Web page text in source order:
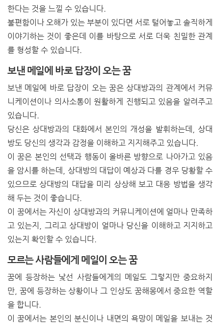
한다는 것을 느낄 수 있습니다.
불편함이나 오해가 있는 부분이 있다면 서로 털어놓고 솔직하게
이야기하는 것이 좋은데 이를 바탕으로 서로 더욱 친밀한 관계
를 형성할 수 있습니다.
보낸 메일에 바로 답장이 오는 꿈
보낸 메일에 바로 답장이 오는 꿈은 상대방과의 관계에서 커뮤
니케이션이나 의사소통이 원활하게 진행되고 있음을 알려주고
있습니다.
당신은 상대방과의 대화에서 본인의 개성을 발휘하는데, 상대
방도 당신의 생각과 감정을 이해하고 지지해주고 있습니다.
이 꿈은 본인의 선택과 행동이 올바른 방향으로 나아가고 있음
을 암시를 하는데, 상대방의 대답이 예상과 다를 경우 당황할 수
있으므로 상대방의 대답을 미리 상상해 보고 대응 방법을 생각
해 두는 것이 좋습니다.
이 꿈에서는 자신이 상대방과의 커뮤니케이션에 얼마나 만족하
고 있는지, 그리고 상대방이 얼마나 당신을 이해하고 지지하고
있는지 확인할 수 있습니다.
모르는 사람들에게 메일이 오는 꿈
꿈에 등장하는 낯선 사람들에게의 메일도 그렇지만 중요하지
만, 꿈에 등장하는 상황이나 그 인상도 꿈해몽에서 중요한 역할
을 합니다.
이 꿈에서는 본인의 분신이나 내면의 욕망이 메일을 보내는 것